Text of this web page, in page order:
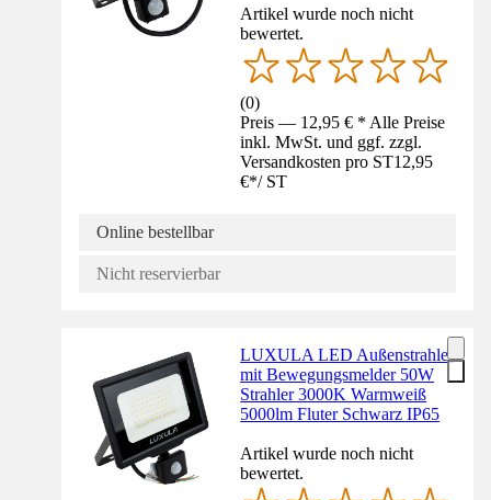
Artikel wurde noch nicht
bewertet.
(0)
Preis — 12,95 € * Alle Preise
inkl. MwSt. und ggf. zzgl.
Versandkosten pro ST12,95
€*/ ST
Online bestellbar
Nicht reservierbar
LUXULA LED Außenstrahler
mit Bewegungsmelder 50W
Strahler 3000K Warmweiß
5000lm Fluter Schwarz IP65
Artikel wurde noch nicht
bewertet.